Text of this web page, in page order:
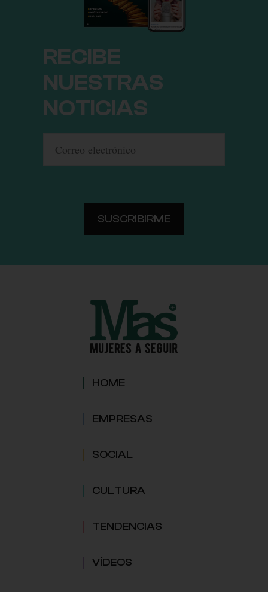
RECIBE
NUESTRAS
NOTICIAS
HOME
EMPRESAS
SOCIAL
CULTURA
TENDENCIAS
VÍDEOS